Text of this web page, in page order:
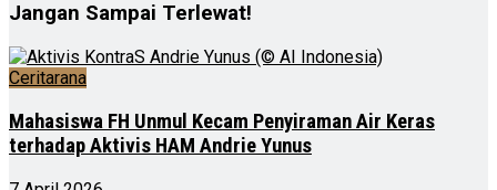
Jangan Sampai Terlewat!
Ceritarana
Mahasiswa FH Unmul Kecam Penyiraman Air Keras
terhadap Aktivis HAM Andrie Yunus